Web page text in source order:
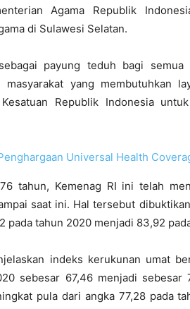
Agama Republik
di Sulawesi Selatan.
payung teduh bagi semua
yang membutuhkan
Republik Indonesia
Universal Health
tahun, Kemenag RI ini telah
saat ini. Hal tersebut
pada tahun 2020 menjadi 83,92
indeks kerukunan umat
sebesar 67,46 menjadi sebesar
pula dari angka 77,28 pada